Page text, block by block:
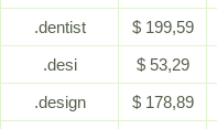
.dentist $ 199,59
.desi
$ 53,29
.design
$ 178,89